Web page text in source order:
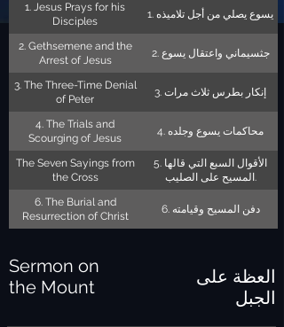
1. Jesus Prays for his
Disciples
1. يسوع يصلي من أجل تلاميذه
2. Gethsemene and the
Arrest of Jesus
2. جثسيماني واعتقال يسوع
3. The Three-Time Denial
of Peter
3. إنكار بطرس ثلاث مرات
4. The Trials and
Scourging of Jesus
4. محاكمات يسوع وجلده
The Seven Sayings from
the Cross
5. الأقوال السبع التي قالها
المسيح على الصليب.
6. The Burial and
Resurrection of Christ
6. دفن المسيح وقيامته
Sermon on
the Mount
العظة على
الجبل